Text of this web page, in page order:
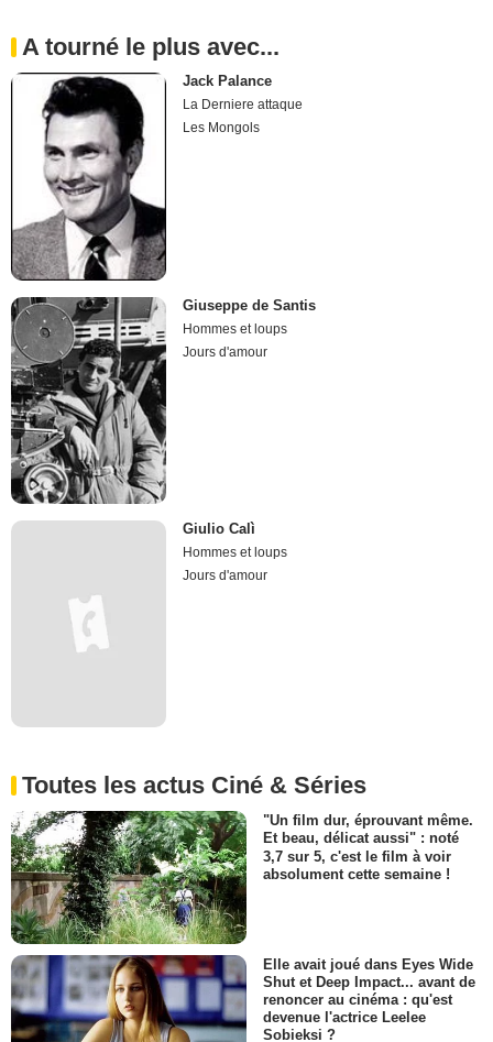
A tourné le plus avec...
Jack Palance
La Derniere attaque
Les Mongols
Giuseppe de Santis
Hommes et loups
Jours d'amour
Giulio Calì
Hommes et loups
Jours d'amour
Toutes les actus Ciné & Séries
"Un film dur, éprouvant même.
Et beau, délicat aussi" : noté
3,7 sur 5, c'est le film à voir
absolument cette semaine !
Elle avait joué dans Eyes Wide
Shut et Deep Impact... avant de
renoncer au cinéma : qu'est
devenue l'actrice Leelee
Sobieksi ?